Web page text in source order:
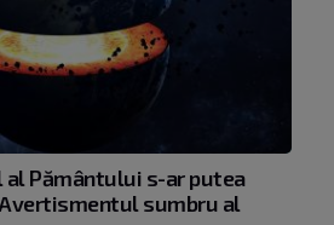
Pământului s-ar putea
sumbru al